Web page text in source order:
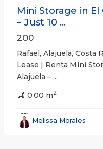
Mini Storage in El
– Just 10 ...
200
Rafael, Alajuela, Costa
Lease | Renta Mini
Alajuela – ...
0.00 m2
Melissa Morales
San
San
José